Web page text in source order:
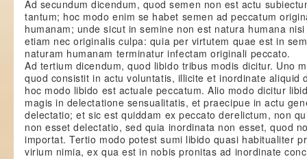
Ad secundum dicendum, quod semen non est actu
tantum; hoc modo enim se habet semen ad peccatum
humanam; unde sicut in semine non est natura humana
etiam nec originalis culpa: quia per virtutem quae est in
naturam humanam terminatur infectam originali peccato.
Ad tertium dicendum, quod libido tribus modis dicitur. Uno
quod consistit in actu voluntatis, illicite et inordinate aliquid
hoc modo libido est actuale peccatum. Alio modo dicitur
magis in delectatione sensualitatis, et praecipue in actu
delectatio; et sic est quiddam ex peccato derelictum, non
non esset delectatio, sed quia inordinata non esset, quod
importat. Tertio modo potest sumi libido quasi habitualiter
virium nimia, ex qua est in nobis pronitas ad inordinate